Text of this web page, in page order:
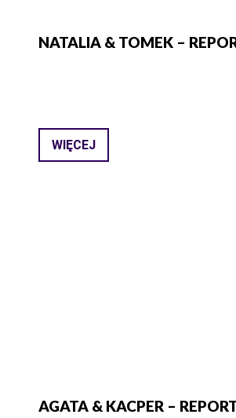
NATALIA & TOMEK –
WIĘCEJ
AGATA & KACPER –